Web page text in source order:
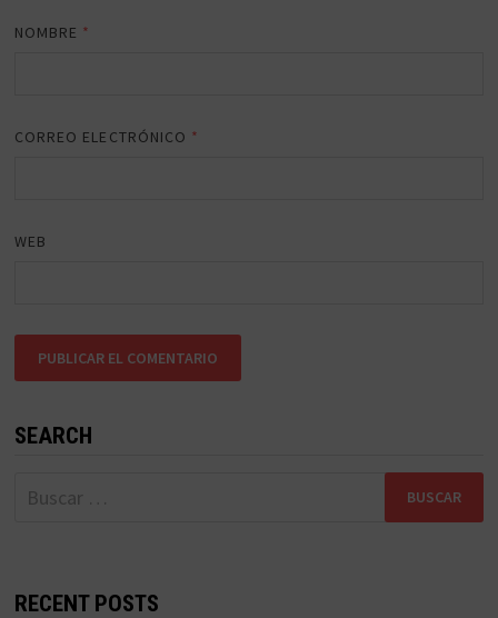
NOMBRE *
CORREO ELECTRÓNICO *
WEB
SEARCH
Buscar:
RECENT POSTS